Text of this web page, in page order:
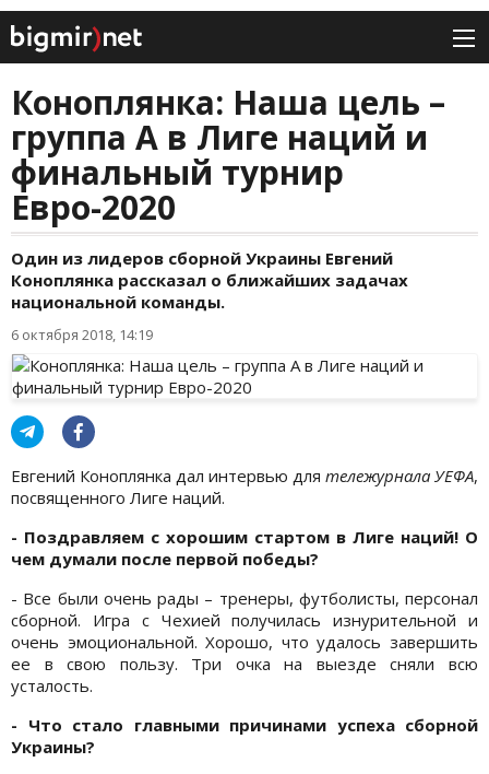
Коноплянка: Наша цель –
группа А в Лиге наций и
финальный турнир
Евро-2020
Один из лидеров сборной Украины Евгений
Коноплянка рассказал о ближайших задачах
национальной команды.
6 октября 2018, 14:19
Евгений Коноплянка дал интервью для тележурнала УЕФА,
посвященного Лиге наций.
- Поздравляем с хорошим стартом в Лиге наций! О
чем думали после первой победы?
- Все были очень рады – тренеры, футболисты, персонал
сборной. Игра с Чехией получилась изнурительной и
очень эмоциональной. Хорошо, что удалось завершить
ее в свою пользу. Три очка на выезде сняли всю
усталость.
- Что стало главными причинами успеха сборной
Украины?